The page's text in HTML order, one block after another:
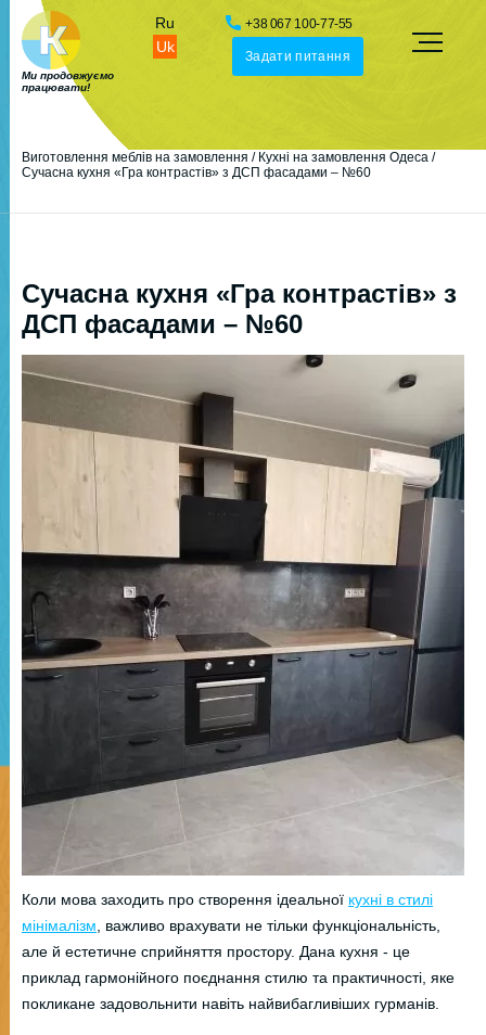
Ми продовжуємо
працювати!
Uk
Ru +38 067 100-77-55
Задати питання
Виготовлення меблів на замовлення / Кухні на замовлення Одеса /
Сучасна кухня «Гра контрастів» з ДСП фасадами – №60
Сучасна кухня «Гра контрастів» з
ДСП фасадами – №60
Коли мова заходить про створення ідеальної кухні в стилі
мінімалізм, важливо врахувати не тільки функціональність,
але й естетичне сприйняття простору. Дана кухня - це
приклад гармонійного поєднання стилю та практичності, яке
покликане задовольнити навіть найвибагливіших гурманів.